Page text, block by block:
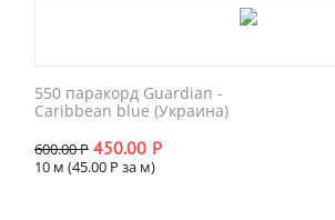
550 паракорд Guardian -
Caribbean blue (Украина)
600.00Р 450.00 Р
10 м (45.00 Р за м)